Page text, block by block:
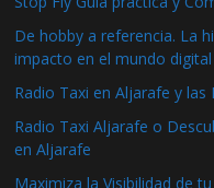
De hobby a referencia. La
impacto en el mundo digital
Radio Taxi en Aljarafe y las
Radio Taxi Aljarafe o
en Aljarafe
Maximiza la Visibilidad de